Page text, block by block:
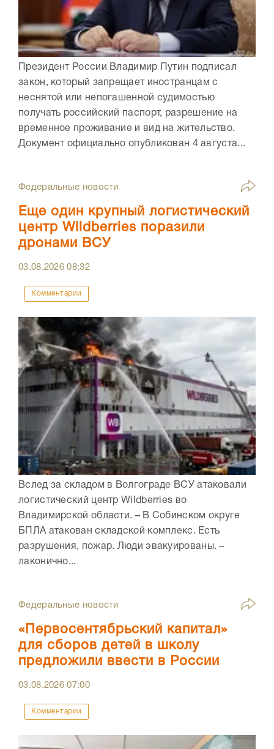
Президент России Владимир Путин подписал
закон, который запрещает иностранцам с
неснятой или непогашенной судимостью
получать российский паспорт, разрешение на
временное проживание и вид на жительство.
Документ официально опубликован 4 августа...
Федеральные новости
Еще один крупный логистический
центр Wildberries поразили
дронами ВСУ
03.08.202608:32
Комментарии
Вслед за складом в Волгограде ВСУ атаковали
логистический центр Wildberries во
Владимирской области. – В Собинском округе
БПЛА атакован складской комплекс. Есть
разрушения, пожар. Люди эвакуированы. –
лаконично...
Федеральные новости
«Первосентябрьский капитал»
для сборов детей в школу
предложили ввести в России
03.08.202607:00
Комментарии